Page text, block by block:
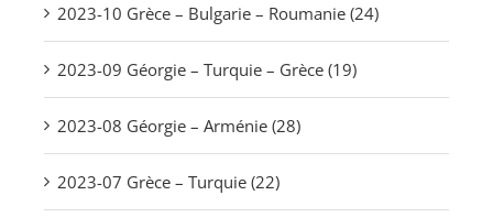
2023-10 Grèce – Bulgarie – Roumanie (24)
2023-09 Géorgie – Turquie – Grèce (19)
2023-08 Géorgie – Arménie (28)
2023-07 Grèce – Turquie (22)